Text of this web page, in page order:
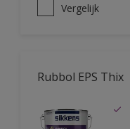
Vergelijk
Rubbol EPS Thix